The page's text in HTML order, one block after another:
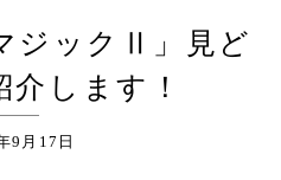
ジックⅡ」見ど
介します！
9月17日